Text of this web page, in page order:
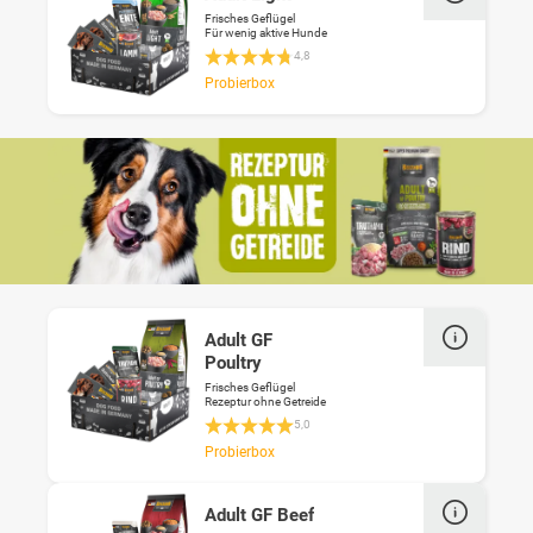
Frisches Geflügel
Für wenig aktive Hunde
Durchschnittliche Bewertung 4.8 von 5
4,8
Probierbox
Adult GF
Poultry
Frisches Geflügel
Rezeptur ohne Getreide
Durchschnittliche Bewertung 4.9 von 5
5,0
Probierbox
Adult GF Beef